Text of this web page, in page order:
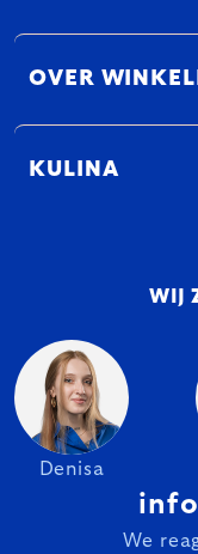
OVER
KULINA
WIJ
Denisa
We